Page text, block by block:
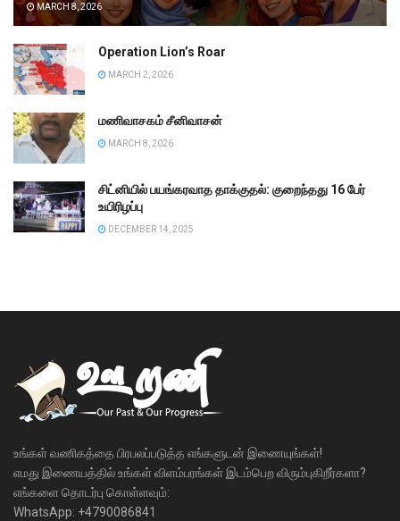
MARCH 8, 2026
Operation Lion’s Roar
MARCH 2, 2026
மணிவாசகம் சீனிவாசன்
MARCH 8, 2026
சிட்னியில் பயங்கரவாத தாக்குதல்: குறைந்தது 16 பேர்
உயிரிழப்பு
DECEMBER 14, 2025
உங்கள் வணிகத்தை பிரபலப்படுத்த எங்களுடன் இணையுங்கள்!
எமது இணையத்தில் உங்கள் விளம்பரங்கள் இடம்பெற விரும்புகிறீர்களா?
எங்களை தொடர்பு கொள்ளவும்:
WhatsApp: +4790086841